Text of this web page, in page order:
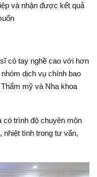
và nhận được kết quả
có tay nghề cao với hơn
dịch vụ chính bao
mỹ và Nha khoa
có trình độ chuyên môn
nhiệt tình trong tư vấn,